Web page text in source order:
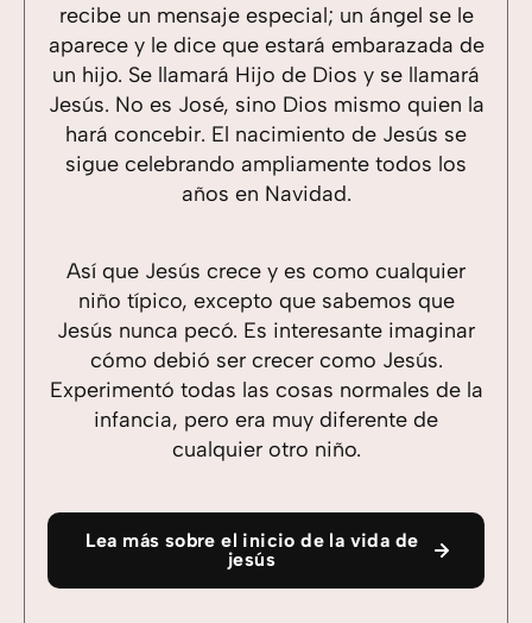
recibe un mensaje especial; un ángel se le
aparece y le dice que estará embarazada de
un hijo. Se llamará Hijo de Dios y se llamará
Jesús. No es José, sino Dios mismo quien la
hará concebir. El nacimiento de Jesús se
sigue celebrando ampliamente todos los
años en Navidad.
Así que Jesús crece y es como cualquier
niño típico, excepto que sabemos que
Jesús nunca pecó. Es interesante imaginar
cómo debió ser crecer como Jesús.
Experimentó todas las cosas normales de la
infancia, pero era muy diferente de
cualquier otro niño.
Lea más sobre el inicio de la vida de
jesús